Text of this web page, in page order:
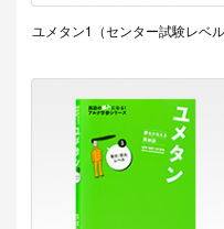
ユメタン1（センター試験レベル